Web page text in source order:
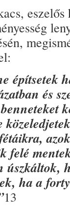
építsetek
és
felé
úszkáltok,
ha a
13